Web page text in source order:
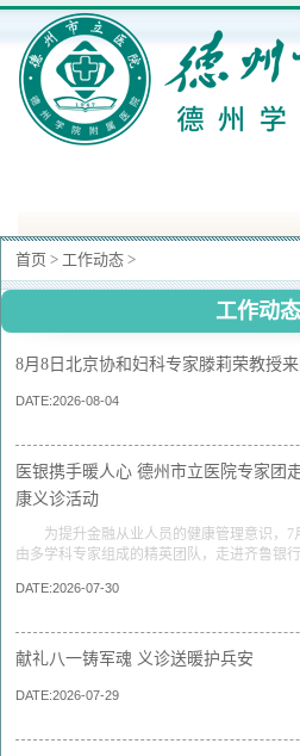
首页 > 工作动态 >
工作动态
8月8日北京协和妇科专家滕莉荣教授
DATE:2026-08-04
医银携手暖人心 德州市立医院专家团
康义诊活动
为提升金融从业人员的健康管理意识，
由多学科专家组成的精英团队，走进齐鲁银
DATE:2026-07-30
献礼八一铸军魂 义诊送暖护兵安
DATE:2026-07-29